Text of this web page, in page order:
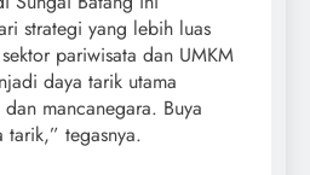
strategi yang lebih luas
pariwisata dan UMKM
daya tarik utama
mancanegara. Buya
tarik,” tegasnya.